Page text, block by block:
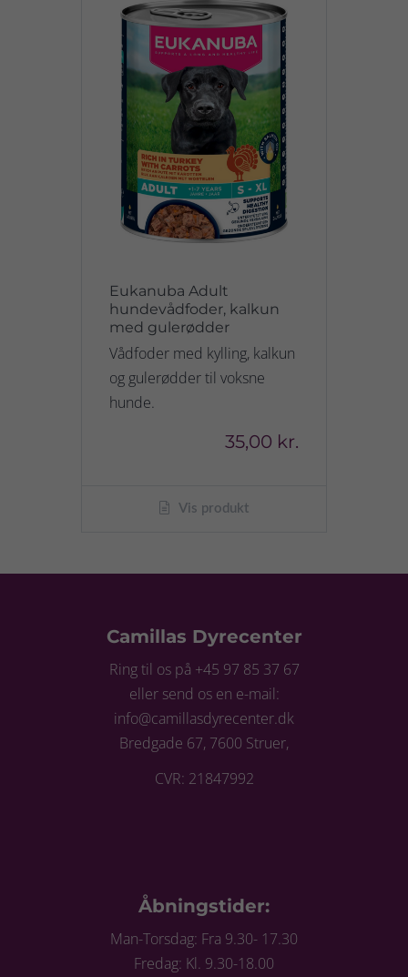
Eukanuba Adult
hundevådfoder, kalkun
med gulerødder
Vådfoder med kylling, kalkun
og gulerødder til voksne
hunde.
35,00 kr.
Vis produkt
Camillas Dyrecenter
Ring til os på +45 97 85 37 67
eller send os en e-mail:
info@camillasdyrecenter.dk
Bredgade 67, 7600 Struer,
CVR: 21847992
Åbningstider:
Man-Torsdag: Fra 9.30- 17.30
Fredag: Kl. 9.30-18.00